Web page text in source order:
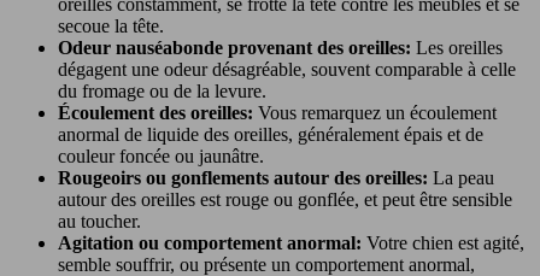
oreilles constamment, se frotte la tête contre les meubles et se
secoue la tête.
Odeur nauséabonde provenant des oreilles: Les oreilles
dégagent une odeur désagréable, souvent comparable à celle
du fromage ou de la levure.
Écoulement des oreilles: Vous remarquez un écoulement
anormal de liquide des oreilles, généralement épais et de
couleur foncée ou jaunâtre.
Rougeoirs ou gonflements autour des oreilles: La peau
autour des oreilles est rouge ou gonflée, et peut être sensible
au toucher.
Agitation ou comportement anormal: Votre chien est agité,
semble souffrir, ou présente un comportement anormal,